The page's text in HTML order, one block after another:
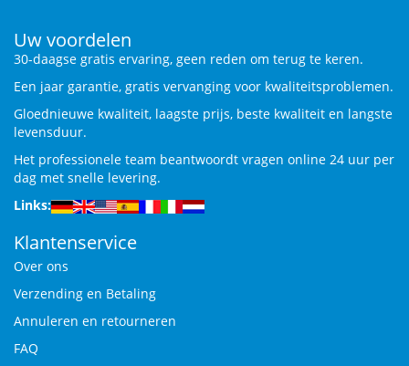
Uw voordelen
30-daagse gratis ervaring, geen reden om terug te keren.
Een jaar garantie, gratis vervanging voor kwaliteitsproblemen.
Gloednieuwe kwaliteit, laagste prijs, beste kwaliteit en langste
levensduur.
Het professionele team beantwoordt vragen online 24 uur per
dag met snelle levering.
Links:
Klantenservice
Over ons
Verzending en Betaling
Annuleren en retourneren
FAQ